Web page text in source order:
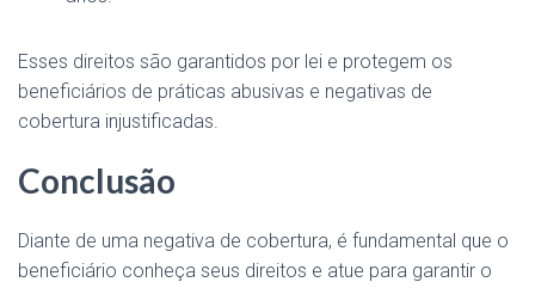
Esses direitos são garantidos por lei e protegem os
beneficiários de práticas abusivas e negativas de
cobertura injustificadas.
Conclusão
Diante de uma negativa de cobertura, é fundamental que o
beneficiário conheça seus direitos e atue para garantir o